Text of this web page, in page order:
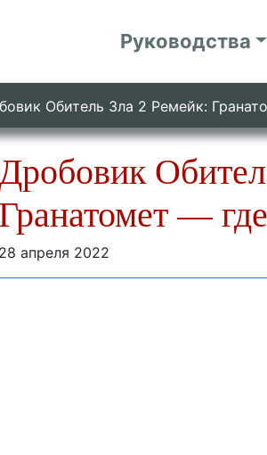
Руководства
Обитель Зла 2 Ремейк:
Гранатомет —
28 апреля 2022